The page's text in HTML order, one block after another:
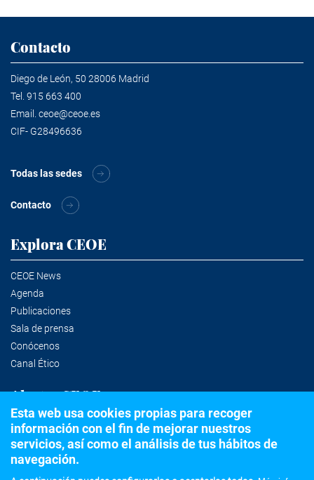
Contacto
Diego de León, 50 28006 Madrid
Tel. 915 663 400
Email. ceoe@ceoe.es
CIF- G28496636
Todas las sedes
Contacto
Explora CEOE
CEOE News
Agenda
Publicaciones
Sala de prensa
Conócenos
Canal Ético
Alertas CEOE
Suscríbete a la newsletter
Esta web usa cookies propias para recoger
información con el fin de mejorar nuestros
servicios, así como el análisis de tus hábitos de
navegación.